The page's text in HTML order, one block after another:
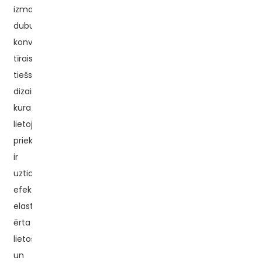
izmantots
dubultās
konversijas
tīrais
tiešsaistes
dizains,
kura
lietojuma
priekšrocības
ir
uzticamība,
efektivitāte,
elastība,
ērta
lietošana
un